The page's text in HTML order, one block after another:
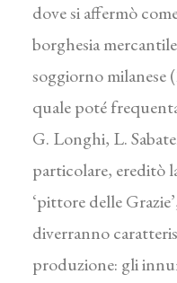
dove si affermò
borghesia
soggiorno milanese
quale poté
G. Longhi, L.
particolare, ereditò
‘pittore delle
diverranno
produzione: gli